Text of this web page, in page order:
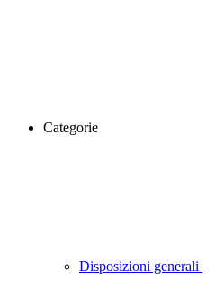
Categorie
Disposizioni generali